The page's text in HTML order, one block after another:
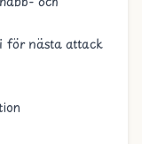
för nästa attack